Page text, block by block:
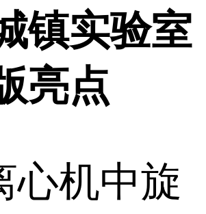
镇实验室
亮点
心机中旋